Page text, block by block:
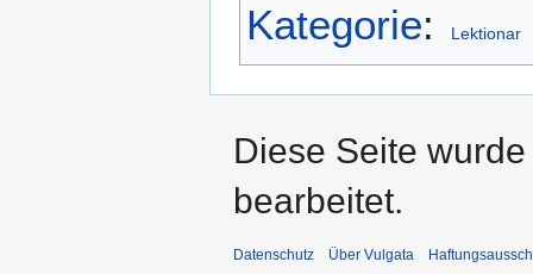
Kategorie: Lektionar
Diese Seite
bearbeitet.
Datenschutz Über Vulgata